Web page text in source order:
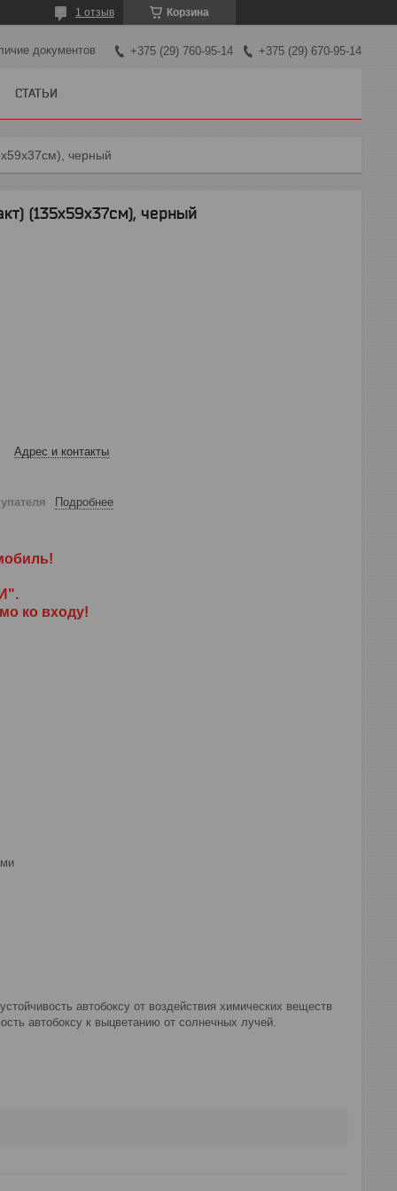
Корзина
1 отзыв
документов +375 (29) 760-95-14 +375 (29) 670-95-14
СТАТЬИ
черный
(135х59х37см), черный
Адрес и контакты
Подробнее
ко входу!
автобоксу от воздействия химических веществ
автобоксу к выцветанию от солнечных лучей.